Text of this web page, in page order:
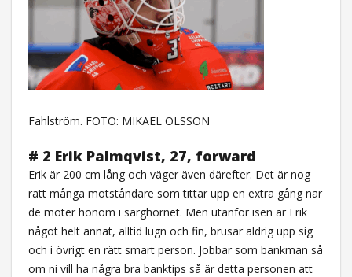
Fahlström. FOTO: MIKAEL OLSSON
# 2 Erik Palmqvist, 27, forward
Erik är 200 cm lång och väger även därefter. Det är nog
rätt många motståndare som tittar upp en extra gång när
de möter honom i sarghörnet. Men utanför isen är Erik
något helt annat, alltid lugn och fin, brusar aldrig upp sig
och i övrigt en rätt smart person. Jobbar som bankman så
om ni vill ha några bra banktips så är detta personen att